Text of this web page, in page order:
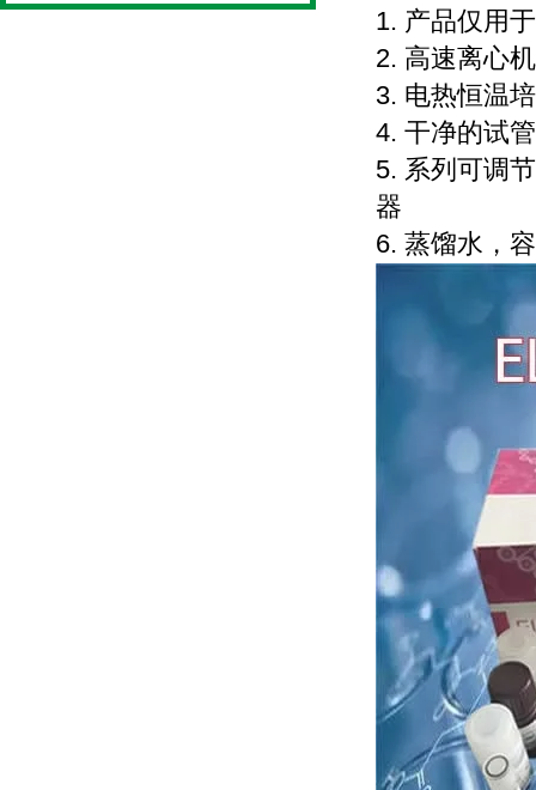
激研究精准检测工具
1. 产品仅用
2. 高速离心机
3. 电热恒温
4. 干净的试
5. 系列可调
器
6. 蒸馏水，